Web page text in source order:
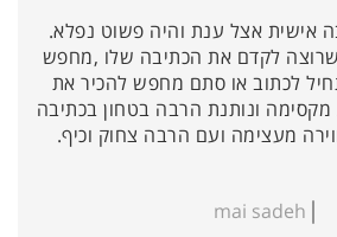
אישית אצל ענת והיה פשוט נפלא.
לקדם את הכתיבה שלו ,מחפש
לכתוב או סתם מחפש להכיר את
מקסימה ונותנת הרבה בטחון בכתיבה
מעצימה ועם הרבה צחוק וכיף.
mai sadeh